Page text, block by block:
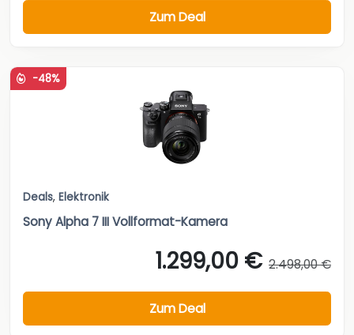
Zum Deal
-48%
Deals, Elektronik
Sony Alpha 7 III Vollformat-Kamera
1.299,00 € 2.498,00 €
Zum Deal